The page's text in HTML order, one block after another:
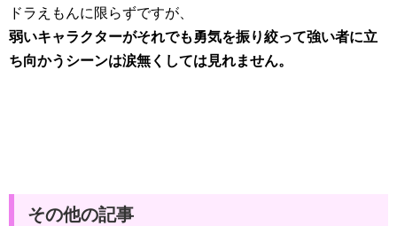
ドラえもんに限らずですが、
弱いキャラクターがそれでも勇気を振り絞って強い者に立
ち向かうシーンは涙無くしては見れません。
その他の記事